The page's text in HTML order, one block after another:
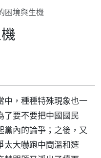
困境與生機
中，種種特殊現象也一
了要不要把中國國民
黨內的論爭；之後，又
太大嚇跑中間溫和選